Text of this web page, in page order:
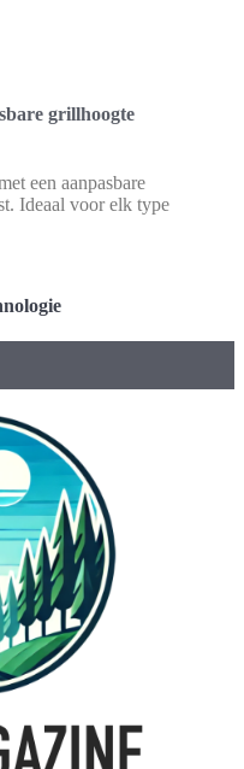
grillhoogte
een aanpasbare
Ideaal voor elk type